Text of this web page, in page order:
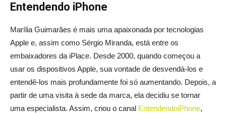
Entendendo iPhone
Marília Guimarães é mais uma apaixonada por tecnologias
Apple e, assim como Sérgio Miranda, está entre os
embaixadores da iPlace. Desde 2000, quando começou a
usar os dispositivos Apple, sua vontade de desvendá-los e
entendê-los mais profundamente foi só aumentando. Depois, a
partir de uma visita à sede da marca, ela decidiu se tornar
uma especialista. Assim, criou o canal EntendendoiPhone,